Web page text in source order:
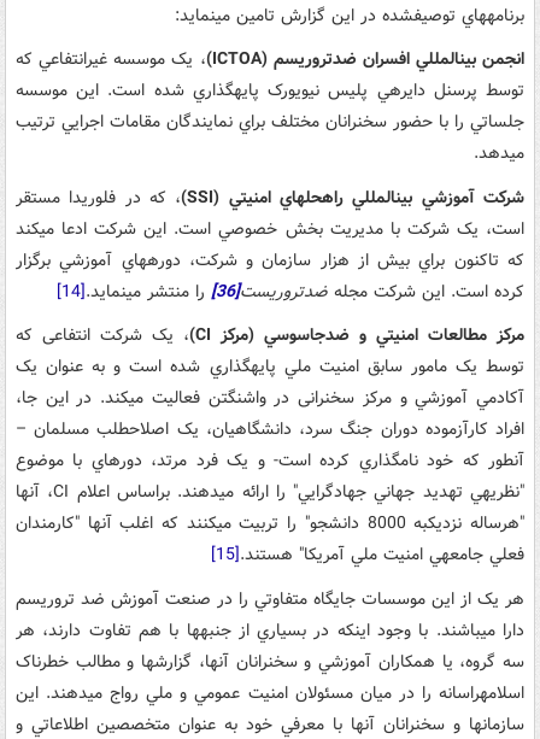
برنامه­هاي توصيف­شده در اين گزارش تامين مي­نمايد:
انجمن بين­المللي افسران ضدتروريسم (ICTOA
)، يک موسسه غيرانتفاعي که
توسط پرسنل دايره­ي پليس نيويورک پايه­گذاري شده است. اين موسسه
جلساتي را با حضور سخنرانان مختلف براي نمايندگان مقامات اجرایي ترتيب
مي­دهد.
شرکت آموزشي بين­المللي راه­حل­هاي امنيتي (SSI
)، که در فلوريدا مستقر
است، يک شرکت با مديريت بخش خصوصي است. این شرکت ادعا مي­کند
که تاکنون براي بيش از هزار سازمان و شرکت، دوره­هاي آموزشي برگزار
کرده است. اين شرکت مجله ضدتروريست[36] را منتشر مي­نمايد.[14]
مرکز مطالعات امنيتي و ضدجاسوسي (مرکز CI
)، يک شرکت انتفاعی که
توسط يک مامور سابق امنيت ملي پايه­گذاري شده است و به عنوان يک
آکادمي آموزشي و مرکز سخنرانیدر واشنگتن فعاليت مي­کند. در اين جا،
افراد کارآزموده­ دوران جنگ سرد، دانشگاهيان، يک اصلاح­طلب مسلمان –
آن­طور که خود نامگذاري کرده ­است- و يک فرد مرتد، دوره­اي با موضوع
"نظريه­ي تهديد جهاني جهادگرايي" را ارائه مي­دهند. براساس اعلام CI، آن­ها
"هرساله نزديک­به 8000 دانشجو" را تربيت مي­کنند که اغلب آن­ها "کارمندان
فعلي جامعه­ي امنيت ملي آمريکا" هستند.[15]
هر يک از اين موسسات جايگاه متفاوتي را در صنعت آموزش ضد تروريسم
دارا مي­باشند. با وجود اين­که در بسياري از جنبه­ها با هم تفاوت دارند، هر
سه گروه، يا همکاران آموزشي و سخنرانان آن­ها، گزارش­ها و مطالب خطرناک
اسلام­هراسانه را در ميان مسئولان امنيت عمومي و ملي رواج مي­دهند. اين
سازمان­ها و سخنرانان آن­ها با معرفي خود به عنوان متخصصين اطلاعاتي و